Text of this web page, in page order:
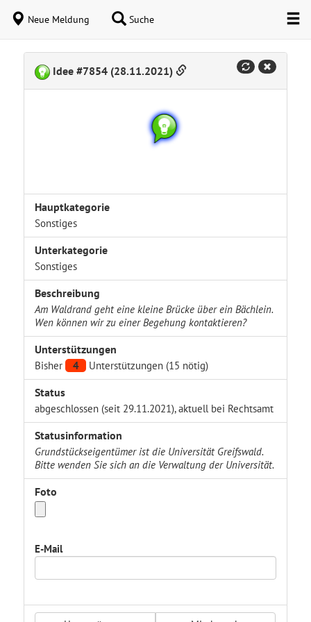
Neue Meldung Suche
Idee #7854 (28.11.2021)
Hauptkategorie
Sonstiges
Unterkategorie
Sonstiges
Beschreibung
Am Waldrand geht eine kleine Brücke über ein Bächlein.
Wen können wir zu einer Begehung kontaktieren?
Unterstützungen
Bisher 4 Unterstützungen (15 nötig)
Status
abgeschlossen (seit 29.11.2021), aktuell bei Rechtsamt
Statusinformation
Grundstückseigentümer ist die Universität Greifswald.
Bitte wenden Sie sich an die Verwaltung der Universität.
Foto
E-Mail